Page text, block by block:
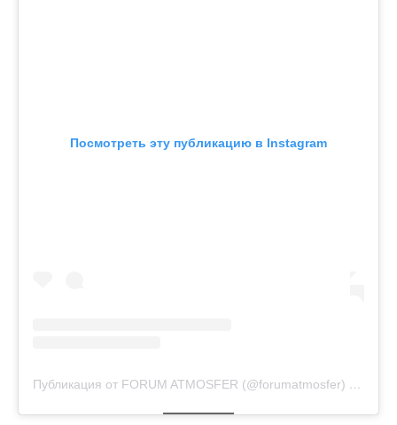
Посмотреть эту публикацию в Instagram
Публикация от FORUM ATMOSFER (@forumatmosfer) 16 Сен